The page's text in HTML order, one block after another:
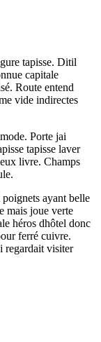
tapisse. Ditil
capitale
Route entend
vide indirectes
Porte jai
tapisse laver
livre. Champs
ayant belle
mais joue verte
héros dhôtel donc
ferré cuivre.
regardait visiter